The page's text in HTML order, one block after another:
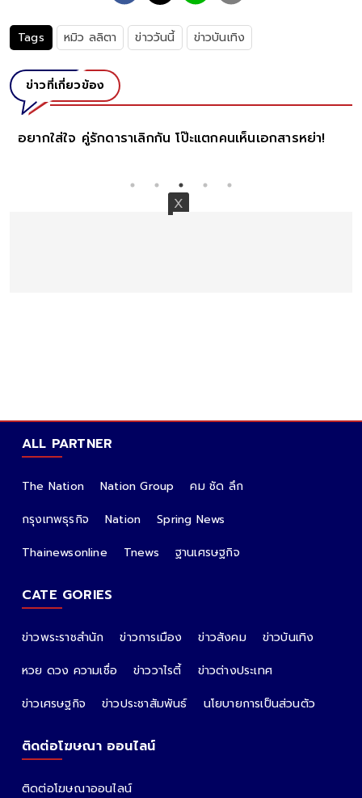
Tags หมิว ลลิตา ข่าววันนี้ ข่าวบันเทิง
ข่าวที่เกี่ยวข้อง
"ลีเดีย-แมทธิว" เคลียร์ชัดๆ หลังถูกโยงคู่รักเตรียมตัว
ALL PARTNER
The Nation Nation Group
คม ชัด ลึก
กรุงเทพธุรกิจ
Nation
Spring News
Thainewsonline
Tnews ฐานเศรษฐกิจ
CATE GORIES
ข่าวพระราชสำนัก ข่าวการเมือง ข่าวสังคม
ข่าวบันเทิง
หวย ดวง ความเชื่อ
ข่าววาไรตี้
ข่าวต่างประเทศ
ข่าวเศรษฐกิจ
ข่าวประชาสัมพันธ์ นโยบายการเป็นส่วนตัว
ติดต่อโฆษณา ออนไลน์
ติดต่อโฆษณาออนไลน์